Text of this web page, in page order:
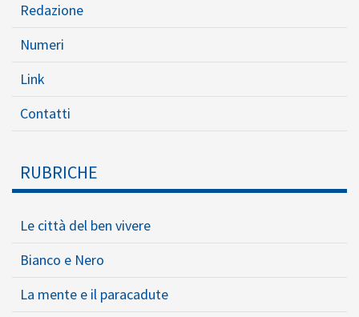
Redazione
Numeri
Link
Contatti
RUBRICHE
Le città del ben vivere
Bianco e Nero
La mente e il paracadute